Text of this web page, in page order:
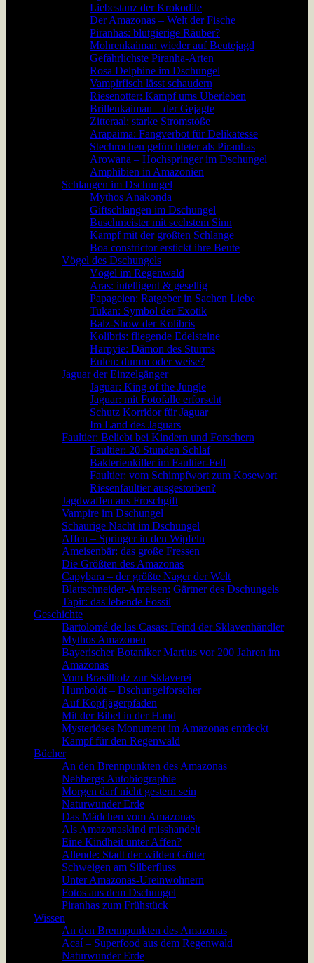
Liebestanz der Krokodile
Der Amazonas – Welt der Fische
Piranhas: blutgierige Räuber?
Mohrenkaiman wieder auf Beutejagd
Gefährlichste Piranha-Arten
Rosa Delphine im Dschungel
Vampirfisch lässt schaudern
Riesenotter: Kampf ums Überleben
Brillenkaiman – der Gejagte
Zitteraal: starke Stromstöße
Arapaima: Fangverbot für Delikatesse
Stechrochen gefürchteter als Piranhas
Arowana – Hochspringer im Dschungel
Amphibien in Amazonien
Schlangen im Dschungel
Mythos Anakonda
Giftschlangen im Dschungel
Buschmeister mit sechstem Sinn
Kampf mit der größten Schlange
Boa constrictor erstickt ihre Beute
Vögel des Dschungels
Vögel im Regenwald
Aras: intelligent & gesellig
Papageien: Ratgeber in Sachen Liebe
Tukan: Symbol der Exotik
Balz-Show der Kolibris
Kolibris: fliegende Edelsteine
Harpyie: Dämon des Sturms
Eulen: dumm oder weise?
Jaguar der Einzelgänger
Jaguar: King of the Jungle
Jaguar: mit Fotofalle erforscht
Schutz Korridor für Jaguar
Im Land des Jaguars
Faultier: Beliebt bei Kindern und Forschern
Faultier: 20 Stunden Schlaf
Bakterienkiller im Faultier-Fell
Faultier: vom Schimpfwort zum Kosewort
Riesenfaultier ausgestorben?
Jagdwaffen aus Froschgift
Vampire im Dschungel
Schaurige Nacht im Dschungel
Affen – Springer in den Wipfeln
Ameisenbär: das große Fressen
Die Größten des Amazonas
Capybara – der größte Nager der Welt
Blattschneider-Ameisen: Gärtner des Dschungels
Tapir: das lebende Fossil
Geschichte
Bartolomé de las Casas: Feind der Sklavenhändler
Mythos Amazonen
Bayerischer Botaniker Martius vor 200 Jahren im
Amazonas
Vom Brasilholz zur Sklaverei
Humboldt – Dschungelforscher
Auf Kopfjägerpfaden
Mit der Bibel in der Hand
Mysteriöses Monument im Amazonas entdeckt
Kampf für den Regenwald
Bücher
An den Brennpunkten des Amazonas
Nehbergs Autobiographie
Morgen darf nicht gestern sein
Naturwunder Erde
Das Mädchen vom Amazonas
Als Amazonaskind misshandelt
Eine Kindheit unter Affen?
Allende: Stadt der wilden Götter
Schweigen am Silberfluss
Unter Amazonas-Ureinwohnern
Fotos aus dem Dschungel
Piranhas zum Frühstück
Wissen
An den Brennpunkten des Amazonas
Acaí – Superfood aus dem Regenwald
Naturwunder Erde